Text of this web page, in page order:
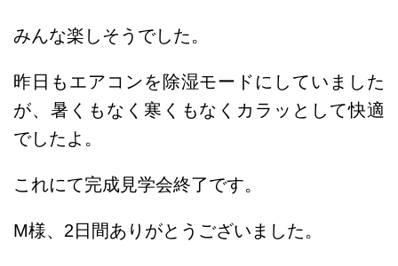
みんな楽しそうでした。
昨日もエアコンを除湿モードにしていました
が、暑くもなく寒くもなくカラッとして快適
でしたよ。
これにて完成見学会終了です。
M様、2日間ありがとうございました。